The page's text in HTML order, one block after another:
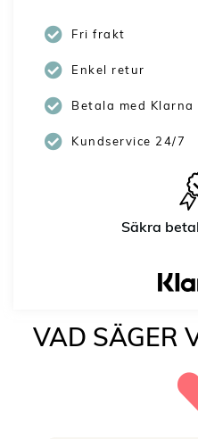
Fri frakt
Enkel retur
Betala med Klarna
Kundservice 24/7
Säkra
VAD SÄGER